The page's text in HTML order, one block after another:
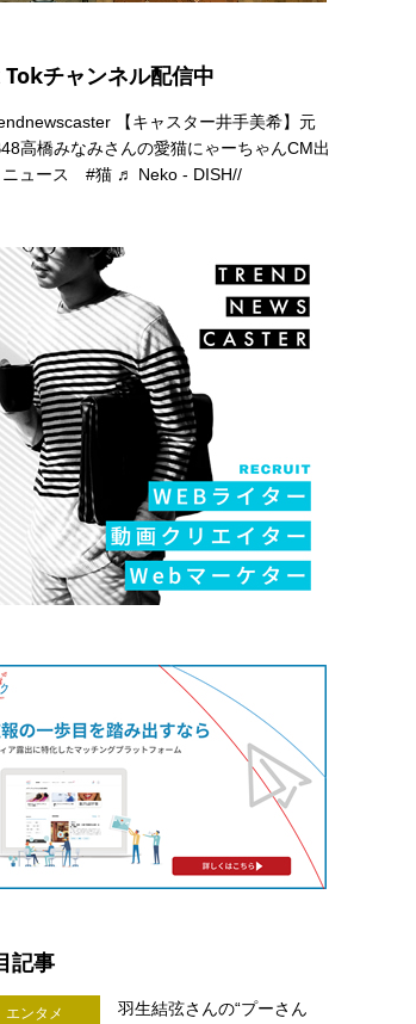
チャンネル配信中
【キャスター井手美希】元
高橋みなみさんの愛猫にゃーちゃんCM出
ュース#猫 ♬ Neko - DISH//
記事
エンタメ
羽生結弦さんの“プーさん